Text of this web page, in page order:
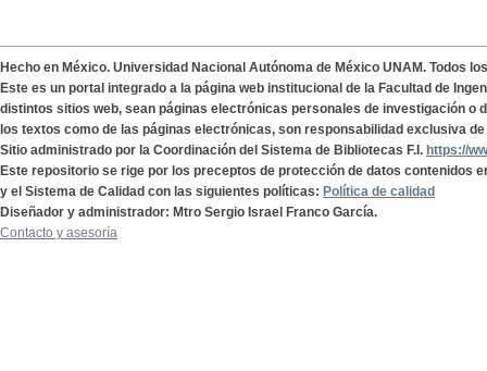
Hecho en México. Universidad Nacional Autónoma de México UNAM. Todos
Este es un portal integrado a la página web institucional de la Facultad de
distintos sitios web, sean páginas electrónicas personales de investigación o
los textos como de las páginas electrónicas, son responsabilidad exclusiva
Sitio administrado por la Coordinación del Sistema de Bibliotecas F.I. https://
Este repositorio se rige por los preceptos de protección de datos contenidos
y el Sistema de Calidad con las siguientes políticas: Política de calidad
Diseñador y administrador: Mtro Sergio Israel Franco García.
Contacto y asesoría